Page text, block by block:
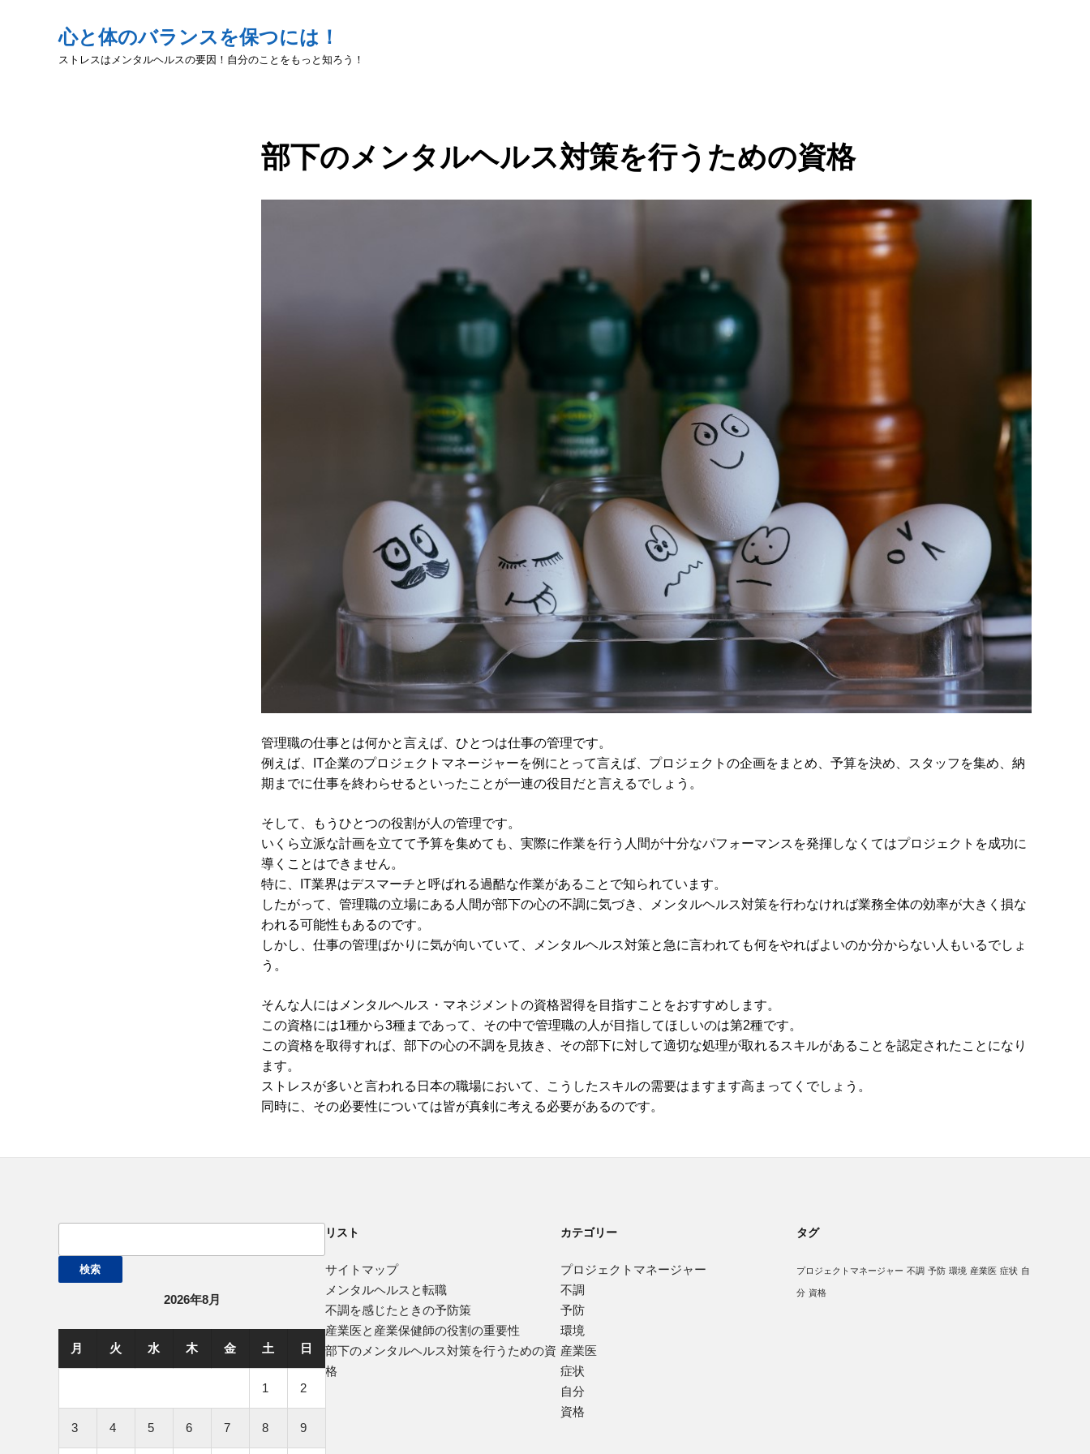
心と体のバランスを保つには！
ストレスはメンタルヘルスの要因！自分のことをもっと知ろう！
部下のメンタルヘルス対策を行うための資格
管理職の仕事とは何かと言えば、ひとつは仕事の管理です。
例えば、IT企業のプロジェクトマネージャーを例にとって言えば、プロジェクトの企画をまとめ、予算を決め、スタッフを集め、納
期までに仕事を終わらせるといったことが一連の役目だと言えるでしょう。
そして、もうひとつの役割が人の管理です。
いくら立派な計画を立てて予算を集めても、実際に作業を行う人間が十分なパフォーマンスを発揮しなくてはプロジェクトを成功に
導くことはできません。
特に、IT業界はデスマーチと呼ばれる過酷な作業があることで知られています。
したがって、管理職の立場にある人間が部下の心の不調に気づき、メンタルヘルス対策を行わなければ業務全体の効率が大きく損な
われる可能性もあるのです。
しかし、仕事の管理ばかりに気が向いていて、メンタルヘルス対策と急に言われても何をやればよいのか分からない人もいるでしょ
う。
そんな人にはメンタルヘルス・マネジメントの資格習得を目指すことをおすすめします。
この資格には1種から3種まであって、その中で管理職の人が目指してほしいのは第2種です。
この資格を取得すれば、部下の心の不調を見抜き、その部下に対して適切な処理が取れるスキルがあることを認定されたことになり
ます。
ストレスが多いと言われる日本の職場において、こうしたスキルの需要はますます高まってくでしょう。
同時に、その必要性については皆が真剣に考える必要があるのです。
索:
2026年8月
月 火 水 木 金 土 日
1 2
3 4 5 6 7 8 9
リスト
サイトマップ
メンタルヘルスと転職
不調を感じたときの予防策
産業医と産業保健師の役割の重要性
部下のメンタルヘルス対策を行うための資
格
カテゴリー
プロジェクトマネージャー
不調
予防
環境
産業医
症状
自分
資格
タグ
プロジェクトマネージャー 不調 予防 環境 産業医 症状 自
分 資格